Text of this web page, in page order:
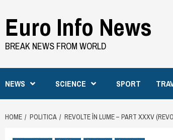
to
content
Euro Info News
BREAK NEWS FROM WORLD
NEWS SCIENCE SPORT
HOME POLITICA REVOLTE ÎN LUME – PART XXXV